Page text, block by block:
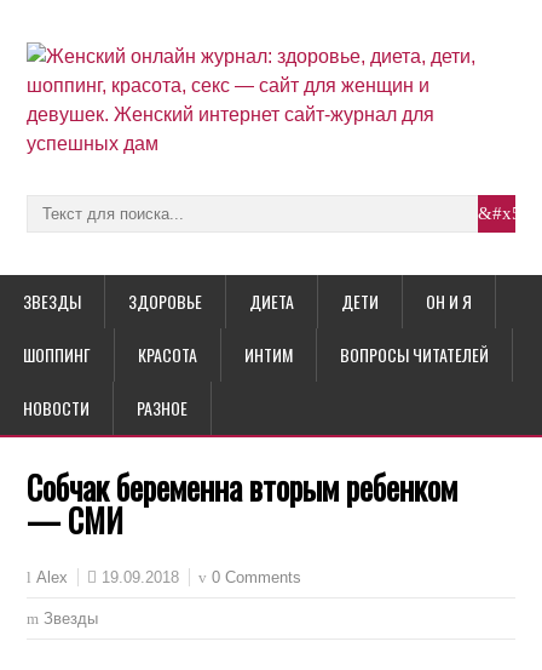
ЗВЕЗДЫ ЗДОРОВЬЕ ДИЕТА ДЕТИ ОН И Я
ШОППИНГ КРАСОТА ИНТИМ ВОПРОСЫ ЧИТАТЕЛЕЙ
НОВОСТИ РАЗНОЕ
Собчак беременна вторым ребенком
— СМИ
Alex 19.09.2018 0 Comments
Звезды